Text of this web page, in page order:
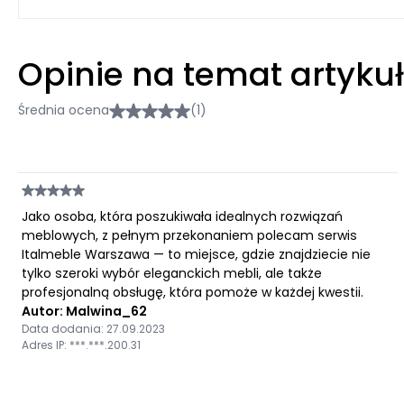
Opinie na temat
Średnia ocena (1)
Jako osoba, która poszukiwała idealnych rozwiązań
meblowych, z pełnym przekonaniem polecam serwis
Italmeble Warszawa — to miejsce, gdzie znajdziecie nie
tylko szeroki wybór eleganckich mebli, ale także
profesjonalną obsługę, która pomoże w każdej kwestii.
Autor: Malwina_62
Data dodania: 27.09.2023
Adres IP: ***.***.200.31